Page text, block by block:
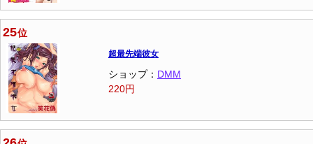
25位
超最先端彼女
ショップ： DMM
220円